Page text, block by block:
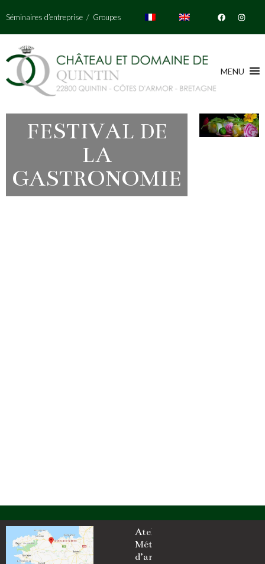
Séminaires d’entreprise / Groupes
MENU
FESTIVAL DE
LA
GASTRONOMIE
Ateliers
Métiers
d’art